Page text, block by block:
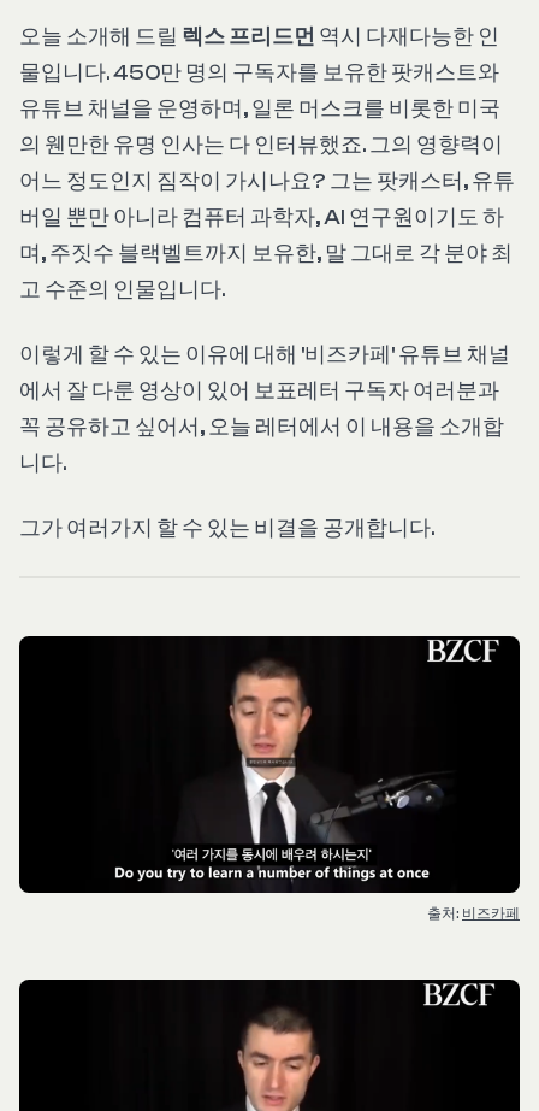
오늘 소개해 드릴 렉스 프리드먼 역시 다재다능한 인
물입니다. 450만 명의 구독자를 보유한 팟캐스트와
유튜브 채널을 운영하며, 일론 머스크를 비롯한 미국
의 웬만한 유명 인사는 다 인터뷰했죠. 그의 영향력이
어느 정도인지 짐작이 가시나요? 그는 팟캐스터, 유튜
버일 뿐만 아니라 컴퓨터 과학자, AI 연구원이기도 하
며, 주짓수 블랙벨트까지 보유한, 말 그대로 각 분야 최
고 수준의 인물입니다.
이렇게 할 수 있는 이유에 대해 '비즈카페' 유튜브 채널
에서 잘 다룬 영상이 있어 보표레터 구독자 여러분과
꼭 공유하고 싶어서, 오늘 레터에서 이 내용을 소개합
니다.
그가 여러가지 할 수 있는 비결을 공개합니다.
출처: 비즈카페